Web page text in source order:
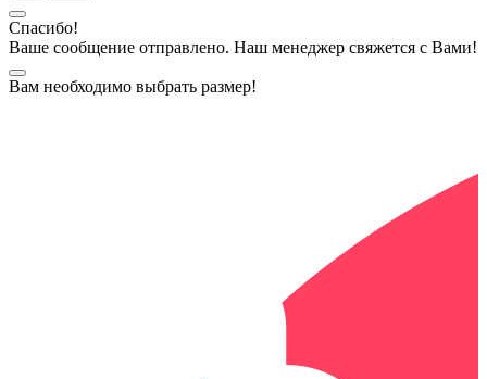
Спасибо!
Ваше сообщение отправлено. Наш менеджер свяжется с Вами!
Вам необходимо выбрать размер!